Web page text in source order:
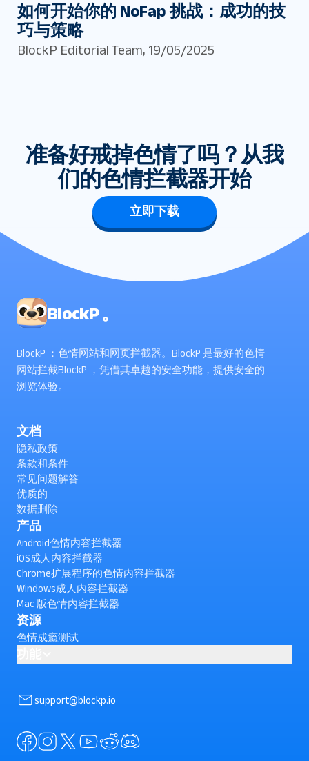
如何开始你的 NoFap 挑战：成功的技
巧与策略
BlockP Editorial Team, 19/05/2025
准备好戒掉色情了吗？从我
们的色情拦截器开始
立即下载
BlockP 。
BlockP ：色情网站和网页拦截器。BlockP 是最好的色情
网站拦截BlockP ，凭借其卓越的安全功能，提供安全的
浏览体验。
文档
隐私政策
条款和条件
常见问题解答
优质的
数据删除
产品
Android色情内容拦截器
iOS成人内容拦截器
Chrome扩展程序的色情内容拦截器
Windows成人内容拦截器
Mac 版色情内容拦截器
资源
色情成瘾测试
support@blockp.io